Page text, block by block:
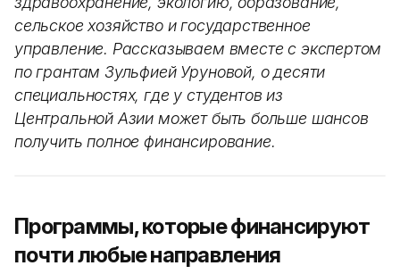
сельское хозяйство и государственное
управление. Рассказываем вместе с экспертом
по грантам Зульфией Уруновой, о десяти
специальностях, где у студентов из
Центральной Азии может быть больше шансов
получить полное финансирование.
Программы, которые финансируют
почти любые направления